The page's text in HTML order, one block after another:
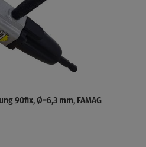
90fix, Ø=6,3 mm, FAMAG